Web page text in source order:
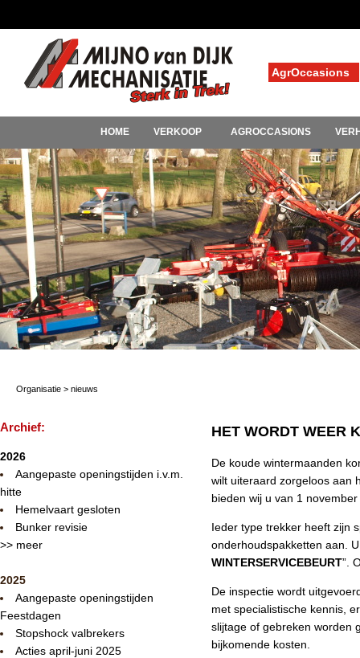
AgrOccasions
HOME VERKOOP AGROCCASIONS
Organisatie > nieuws
Archief:
2026
Aangepaste openingstijden i.v.m.
hitte
Hemelvaart gesloten
Bunker revisie
>> meer
2025
Aangepaste openingstijden
Feestdagen
Stopshock valbrekers
Acties april-juni 2025
HET WORDT WEER
De koude wintermaanden
wilt uiteraard zorgeloos aan
bieden wij u van 1
Ieder type trekker heeft zijn
onderhoudspakketten aan.
WINTERSERVICEBEURT”.
De inspectie wordt
met specialistische kennis,
slijtage of gebreken worden
bijkomende kosten.